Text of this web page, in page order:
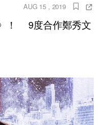
AUG 15 , 2019
！ 9度合作鄭秀文